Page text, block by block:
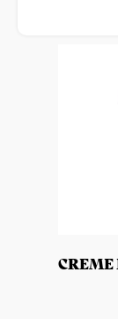
CREME